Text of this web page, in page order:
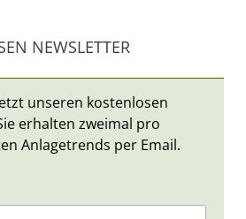
NEWSLETTER
unseren kostenlosen
erhalten zweimal pro
Anlagetrends per Email.